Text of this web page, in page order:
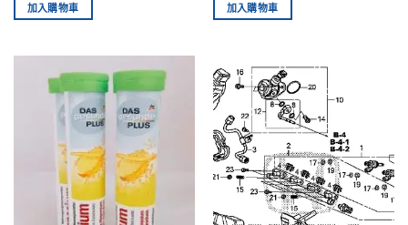
加入購物車 加入購物車